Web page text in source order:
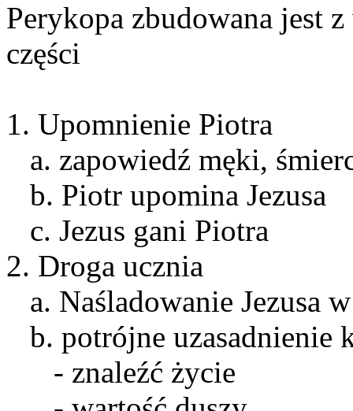
Perykopa zbudowana jest
części
1. Upomnienie Piotra
a. zapowiedź męki,
b. Piotr upomina Jezusa
c. Jezus gani Piotra
2. Droga ucznia
a. Naśladowanie Jezusa
b. potrójne uzasadnienie
- znaleźć życie